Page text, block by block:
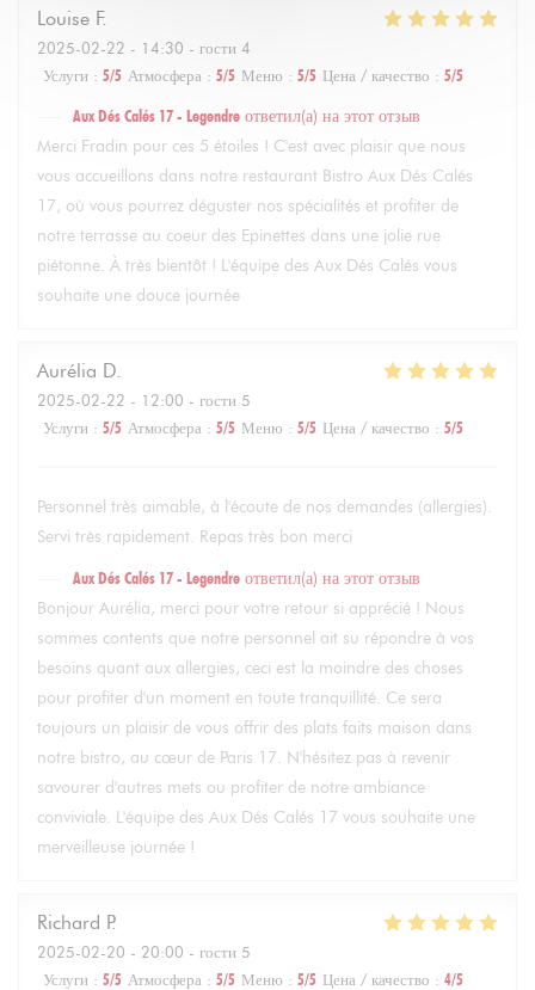
Louise F
2025-02-22 - 14:30 - гости 4
Услуги : 5/5 Атмосфера : 5/5 Меню : 5/5 Цена / качество : 5/5
Aux Dés Calés 17 - Legendre ответил(а) на этот отзыв
Merci Fradin pour ces 5 étoiles ! C'est avec plaisir que nous
vous accueillons dans notre restaurant Bistro Aux Dés Calés
17, où vous pourrez déguster nos spécialités et profiter de
notre terrasse au coeur des Epinettes dans une jolie rue
piétonne. À très bientôt ! L'équipe des Aux Dés Calés vous
souhaite une douce journée
Aurélia D
2025-02-22 - 12:00 - гости 5
Услуги : 5/5 Атмосфера : 5/5 Меню : 5/5 Цена / качество : 5/5
Personnel très aimable, à l'écoute de nos demandes (allergies).
Servi très rapidement. Repas très bon merci
Aux Dés Calés 17 - Legendre ответил(а) на этот отзыв
Bonjour Aurélia, merci pour votre retour si apprécié ! Nous
sommes contents que notre personnel ait su répondre à vos
besoins quant aux allergies, ceci est la moindre des choses
pour profiter d'un moment en toute tranquillité. Ce sera
toujours un plaisir de vous offrir des plats faits maison dans
notre bistro, au cœur de Paris 17. N'hésitez pas à revenir
savourer d'autres mets ou profiter de notre ambiance
conviviale. L'équipe des Aux Dés Calés 17 vous souhaite une
merveilleuse journée !
Richard P
2025-02-20 - 20:00 - гости 5
Услуги : 5/5 Атмосфера : 5/5 Меню : 5/5 Цена / качество : 4/5